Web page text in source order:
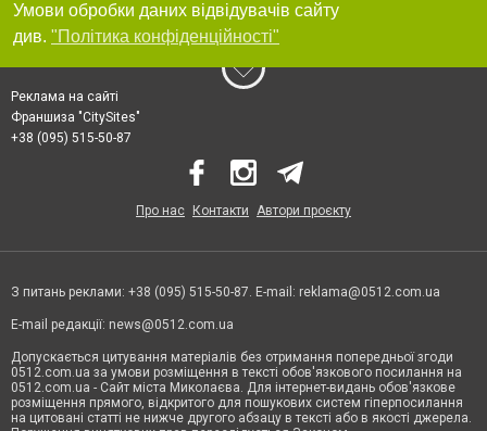
Умови обробки даних відвідувачів сайту
див. "Політика конфіденційності"
Реклама на сайті
Франшиза "CitySites"
+38 (095) 515-50-87
Про нас Контакти Автори проєкту
З питань реклами: +38 (095) 515-50-87. E-mail: reklama@0512.com.ua
E-mail редакції: news@0512.com.ua
Допускається цитування матеріалів без отримання попередньої згоди
0512.com.ua за умови розміщення в тексті обов'язкового посилання на
0512.com.ua - Сайт міста Миколаєва. Для інтернет-видань обов'язкове
розміщення прямого, відкритого для пошукових систем гіперпосилання
на цитовані статті не нижче другого абзацу в тексті або в якості джерела.